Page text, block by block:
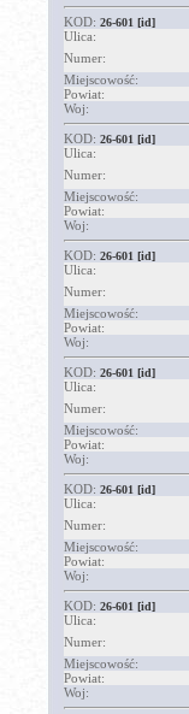
KOD: 26-601 [id]
Ulica:
Numer:
Miejscowość:
Powiat:
Woj:
KOD: 26-601 [id]
Ulica:
Numer:
Miejscowość:
Powiat:
Woj:
KOD: 26-601 [id]
Ulica:
Numer:
Miejscowość:
Powiat:
Woj:
KOD: 26-601 [id]
Ulica:
Numer:
Miejscowość:
Powiat:
Woj:
KOD: 26-601 [id]
Ulica:
Numer:
Miejscowość:
Powiat:
Woj:
KOD: 26-601 [id]
Ulica:
Numer:
Miejscowość:
Powiat:
Woj: